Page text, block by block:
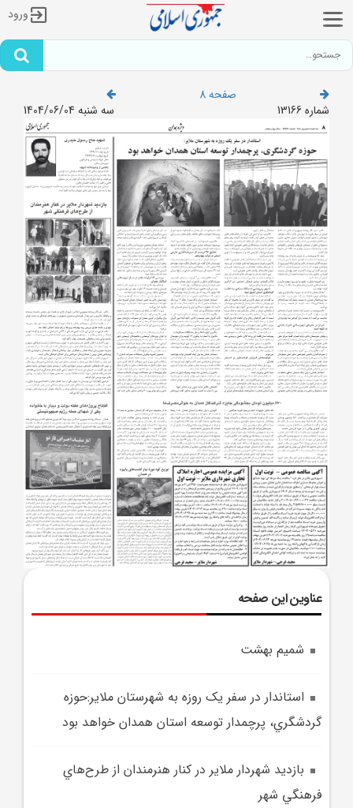
ورود
صفحه 8
شماره 13166
سه شنبه 1404/06/04
عناوین این صفحه
شمیم بهشت
استاندار در سفر يک روزه به شهرستان ملاير:حوزه
گردشگري، پرچمدار توسعه استان همدان خواهد بود
بازديد شهردار ملاير در کنار هنرمندان از طرح‌هاي
فرهنگي شهر